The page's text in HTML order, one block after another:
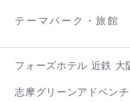
テーマパーク・旅館
フォーズホテル 近鉄 大
志摩グリーンアドベン